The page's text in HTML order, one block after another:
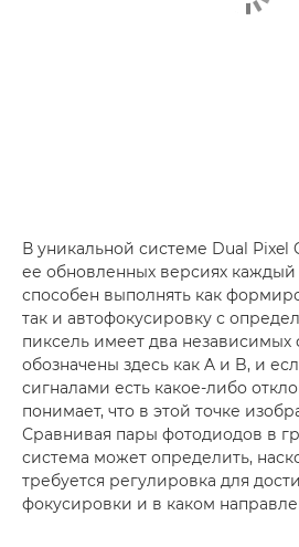
В уникальной системе Dual Pixel
ее обновленных версиях каждый
способен выполнять как
так и автофокусировку с
пиксель имеет два независимых
обозначены здесь как A и B, и
сигналами есть какое-либо
понимает, что в этой точке
Сравнивая пары фотодиодов в
система может определить,
требуется регулировка для
фокусировки и в каком